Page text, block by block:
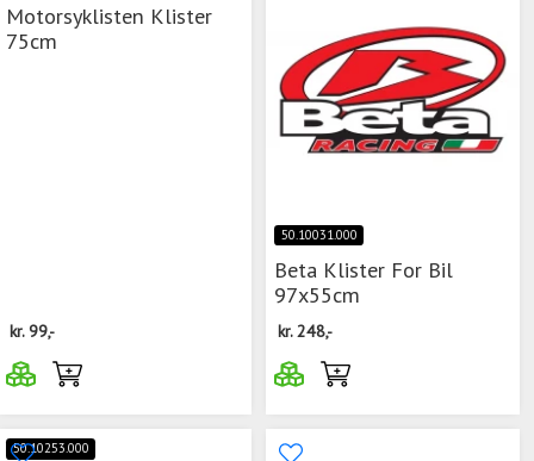
Motorsyklisten Klister
75cm
kr.99,-
50.10031.000
Beta Klister For Bil
97x55cm
kr.248,-
50.10253.000